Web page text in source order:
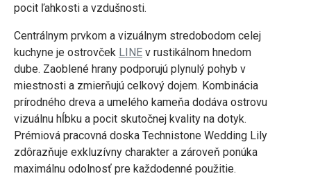
pocit ľahkosti a vzdušnosti.
Centrálnym prvkom a vizuálnym stredobodom celej
kuchyne je ostrovček LINE v rustikálnom hnedom
dube. Zaoblené hrany podporujú plynulý pohyb v
miestnosti a zmierňujú celkový dojem. Kombinácia
prírodného dreva a umelého kameňa dodáva ostrovu
vizuálnu hĺbku a pocit skutočnej kvality na dotyk.
Prémiová pracovná doska Technistone Wedding Lily
zdôrazňuje exkluzívny charakter a zároveň ponúka
maximálnu odolnosť pre každodenné použitie.